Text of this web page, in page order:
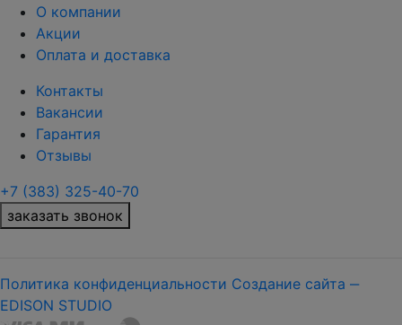
О компании
Акции
Оплата и доставка
Контакты
Вакансии
Гарантия
Отзывы
+7 (383) 325-40-70
заказать звонок
Политика конфиденциальности Создание сайта ‒
EDISON STUDIO